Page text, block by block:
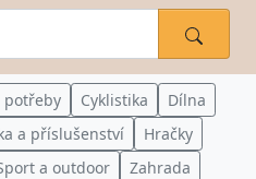
potřeby Cyklistika
Dílna
a příslušenství
Hračky
a outdoor
Zahrada